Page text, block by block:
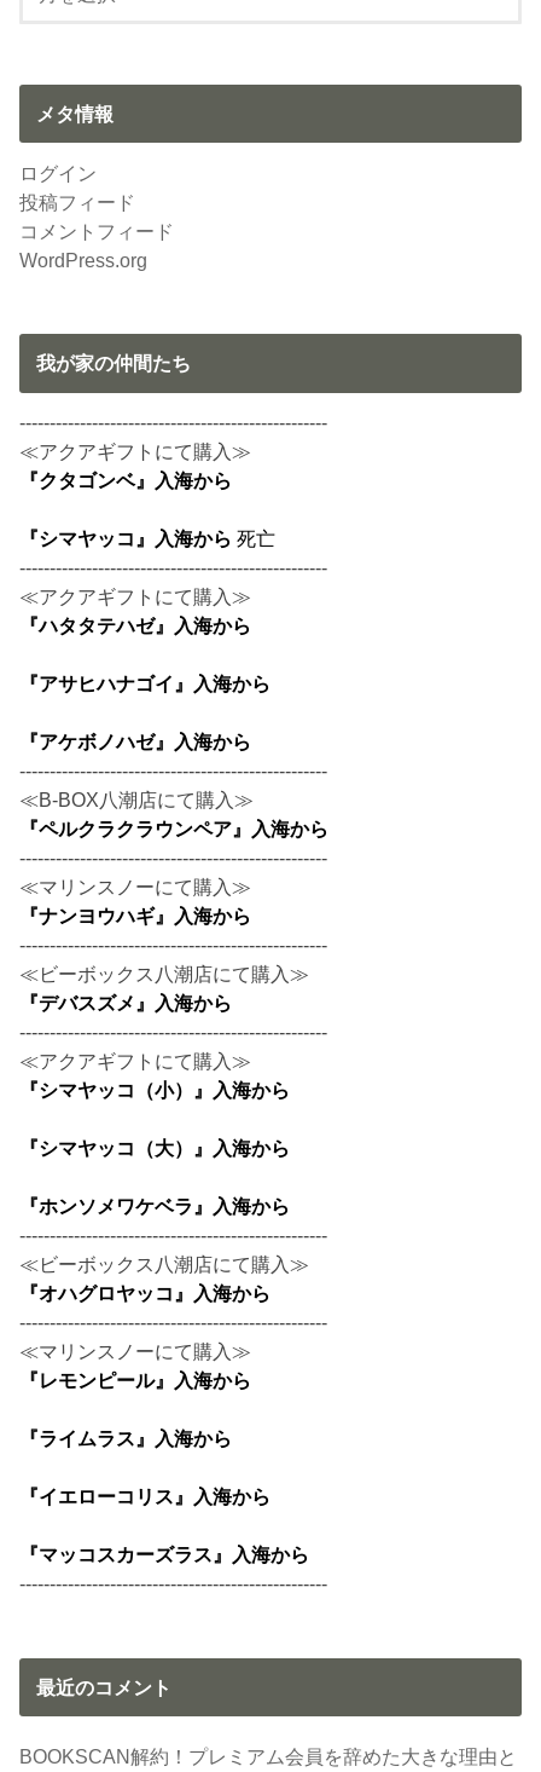
メタ情報
ログイン
投稿フィード
コメントフィード
WordPress.org
我が家の仲間たち
---------------------------------------------------
≪アクアギフトにて購入≫
『クタゴンベ』入海から
『シマヤッコ』入海から死亡
---------------------------------------------------
≪アクアギフトにて購入≫
『ハタタテハゼ』入海から
『アサヒハナゴイ』入海から
『アケボノハゼ』入海から
---------------------------------------------------
≪B-BOX八潮店にて購入≫
『ペルクラクラウンペア』入海から
---------------------------------------------------
≪マリンスノーにて購入≫
『ナンヨウハギ』入海から
---------------------------------------------------
≪ビーボックス八潮店にて購入≫
『デバスズメ』入海から
---------------------------------------------------
≪アクアギフトにて購入≫
『シマヤッコ（小）』入海から
『シマヤッコ（大）』入海から
『ホンソメワケベラ』入海から
---------------------------------------------------
≪ビーボックス八潮店にて購入≫
『オハグロヤッコ』入海から
---------------------------------------------------
≪マリンスノーにて購入≫
『レモンピール』入海から
『ライムラス』入海から
『イエローコリス』入海から
『マッコスカーズラス』入海から
---------------------------------------------------
最近のコメント
BOOKSCAN解約！プレミアム会員を辞めた大きな理由と